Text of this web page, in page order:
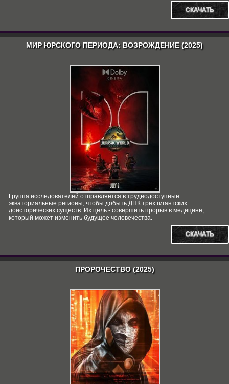
СКАЧАТЬ
МИР ЮРСКОГО ПЕРИОДА: ВОЗРОЖДЕНИЕ (2025)
Группа исследователей отправляется в труднодоступные
экваториальные регионы, чтобы добыть ДНК трёх гигантских
доисторических существ. Их цель - совершить прорыв в медицине,
который может изменить будущее человечества.
СКАЧАТЬ
ПРОРОЧЕСТВО (2025)